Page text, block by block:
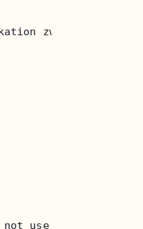
zwischen Addon
not use...